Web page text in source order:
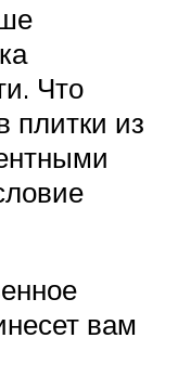
Что
плитки из
вам